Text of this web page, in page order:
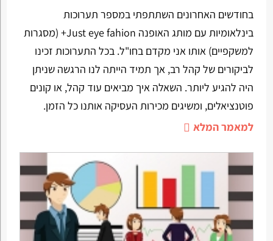
בחודשים האחרונים השתתפתי במספר תערוכות
בינלאומיות עם מותג האופנה Just eye fahion+ (מסגרות
למשקפיים) אותו אני מקדם בחו"ל. בכל התערוכות זכינו
לביקורים של קהל רב, אך תמיד הייתה לנו הרגשה שניתן
היה להגיע ליותר. השאלה איך מביאים עוד קהל, או קונים
פוטנציאלים, ומשיגים מכירות העסיקה אותנו כל הזמן.
למאמר המלא